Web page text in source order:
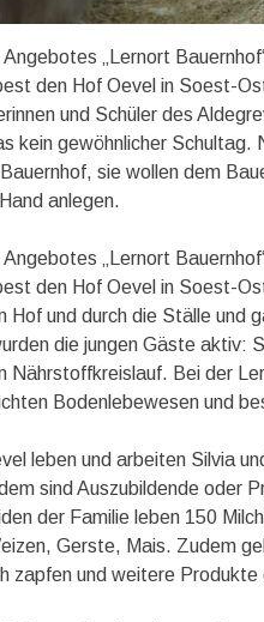
Angebotes „Lernort
den Hof Oevel in Soest-
und Schüler des
kein gewöhnlicher Schultag.
Bauernhof, sie wollen dem
anlegen.
Angebotes „Lernort
den Hof Oevel in Soest-
Hof und durch die Ställe und
die jungen Gäste aktiv:
Nährstoffkreislauf. Bei der
Bodenlebewesen und
leben und arbeiten Silvia
sind Auszubildende oder
der Familie leben 150
Gerste, Mais. Zudem
zapfen und weitere